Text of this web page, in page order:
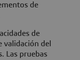
de
de
validación del
Las pruebas